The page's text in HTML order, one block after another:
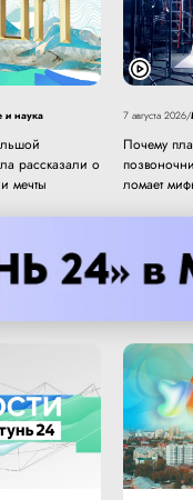
и наука
рассказали о
мечты
7 августа 2026/
Почему
ломает